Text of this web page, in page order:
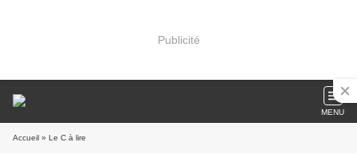
Publicité
MENU
Accueil » Le C à lire